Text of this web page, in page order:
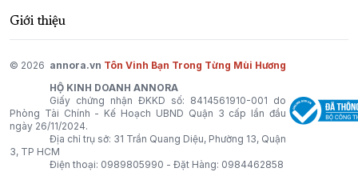
Giới thiệu
© 2026 annora.vn Tôn Vinh Bạn Trong Từng Mùi Hương
HỘ KINH DOANH ANNORA
Giấy chứng nhận ĐKKD số: 8414561910-001 do
Phòng Tài Chính - Kế Hoạch UBND Quận 3 cấp lần đầu
ngày 26/11/2024.
Địa chỉ trụ sở: 31 Trần Quang Diệu, Phường 13, Quận
3, TP HCM
Điện thoại: 0989805990 - Đặt Hàng: 0984462858